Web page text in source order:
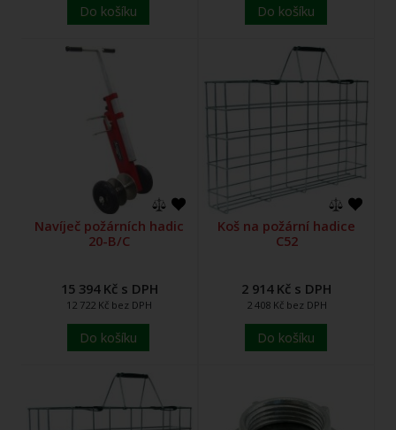
Do košíku Do košíku
Navíječ požárních hadic
20-B/C
15 394 Kč s DPH
12 722 Kč bez DPH
Do košíku
Koš na požární hadice
C52
2 914 Kč s DPH
2 408 Kč bez DPH
Do košíku